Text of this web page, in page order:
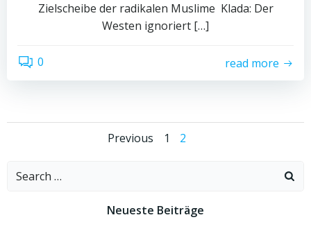
Zielscheibe der radikalen Muslime Klada: Der
Westen ignoriert […]
0 read more
Posts
Previous
Posts
navigation
Page
1 Page
2
Search
Neueste Beiträge